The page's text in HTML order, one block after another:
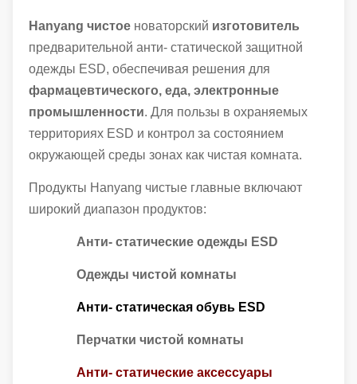
Hanyang чистое новаторский изготовитель
предварительной анти- статической защитной
одежды ESD, обеспечивая решения для
фармацевтического, еда, электронные
промышленности. Для пользы в охраняемых
территориях ESD и контрол за состоянием
окружающей среды зонах как чистая комната.
Продукты Hanyang чистые главные включают
широкий диапазон продуктов:
Анти- статические одежды ESD
Одежды чистой комнаты
Анти- статическая обувь ESD
Перчатки чистой комнаты
Анти- статические аксессуары